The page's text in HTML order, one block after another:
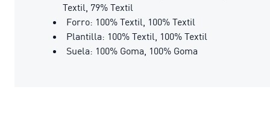
Textil, 79% Textil
Forro: 100% Textil, 100% Textil
Plantilla: 100% Textil, 100% Textil
Suela: 100% Goma, 100% Goma